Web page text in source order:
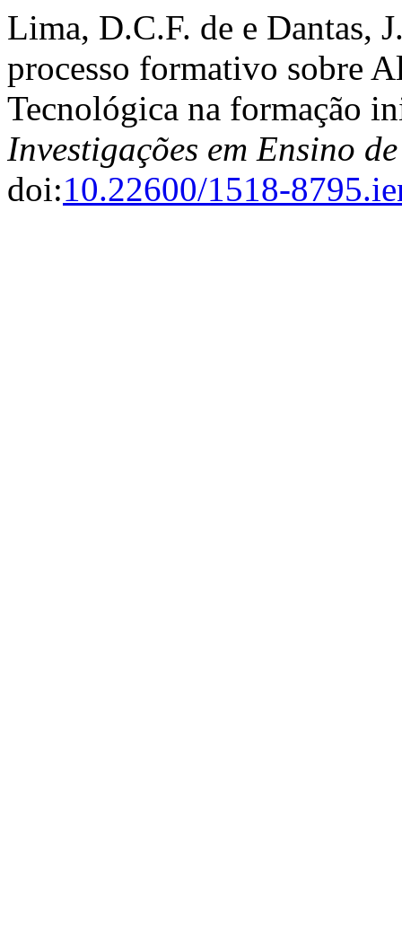
Lima, D.C.F. de e Dantas,
processo formativo sobre
Tecnológica na formação
Investigações em Ensino
doi:10.22600/1518-